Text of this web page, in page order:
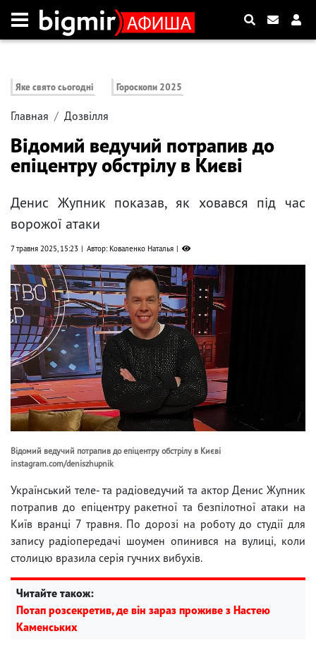
Яке свято сьогодні Гороскопи 2025
Главная Дозвілля
Відомий ведучий потрапив до
епіцентру обстрілу в Києві
Денис Жупник показав, як ховався під час
ворожої атаки
7 травня 2025, 15:23 Автор: Коваленко Наталья
Відомий ведучий потрапив до епіцентру обстрілу в Києві
instagram.com/deniszhupnik
Український теле- та радіоведучий та актор Денис Жупник
потрапив до епіцентру ракетної та безпілотної атаки на
Київ вранці 7 травня. По дорозі на роботу до студії для
запису радіопередачі шоумен опинився на вулиці, коли
столицю вразила серія гучних вибухів.
Читайте також:
Потап розсекретив, де він зараз проживе з Настею
Каменських